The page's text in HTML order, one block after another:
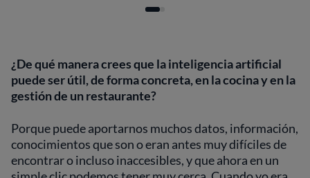
¿De qué manera crees que la inteligencia artificial
puede ser útil, de forma concreta, en la cocina y en la
gestión de un restaurante?
Porque puede aportarnos muchos datos, información,
conocimientos que son o eran antes muy difíciles de
encontrar o incluso inaccesibles, y que ahora en un